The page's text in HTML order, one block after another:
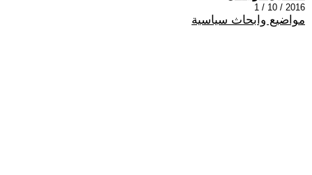
2016 / 10 / 1
مواضيع وابحاث سياسية